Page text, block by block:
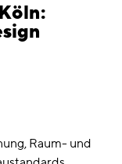
Raum- und